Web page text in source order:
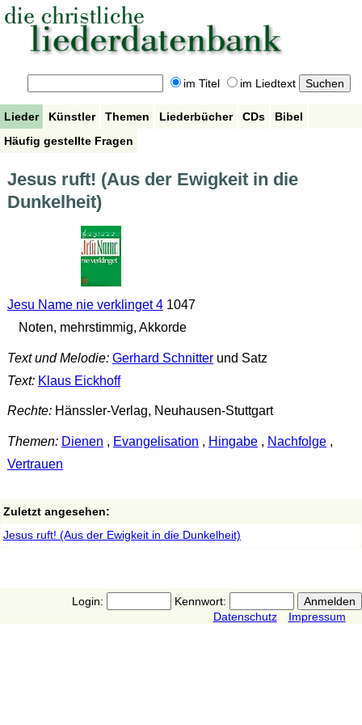
im Titel im Liedtext
Lieder Künstler Themen Liederbücher CDs
Bibel
Häufig gestellte Fragen
Jesus ruft! (Aus der Ewigkeit in die
Dunkelheit)
Jesu Name nie verklinget 41047
Noten, mehrstimmig, Akkorde
Text und Melodie: Gerhard Schnitterund Satz
Text: Klaus Eickhoff
Rechte:Hänssler-Verlag, Neuhausen-Stuttgart
Themen: Dienen , Evangelisation , Hingabe, Nachfolge,
Vertrauen
Zuletzt angesehen:
Jesus ruft! (Aus der Ewigkeit in die Dunkelheit)
Login:
Kennwort:
Datenschutz
Impressum